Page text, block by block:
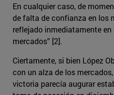
En cualquier caso, de
de falta de confianza en los
reflejado inmediatamente
mercados” [2].
Ciertamente, si bien López
con un alza de los
victoria parecía augurar